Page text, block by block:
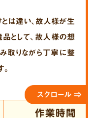
は違い、故人様が生
として、故人様の想
取りながら丁寧に整
作業時間
スクロール ⇒